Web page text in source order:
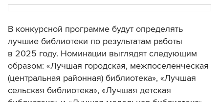
В конкурсной программе будут определять
лучшие библиотеки по результатам работы
в 2025 году. Номинации выглядят следующим
образом: «Лучшая городская, межпоселенческая
(центральная районная) библиотека», «Лучшая
сельская библиотека», «Лучшая детская